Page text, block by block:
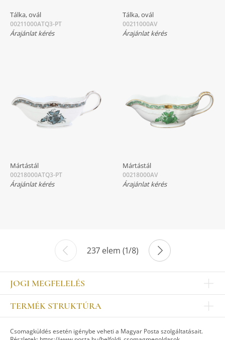
Tálka, ovál
00211000ATQ3-PT
Árajánlat kérés
Tálka, ovál
00211000AV
Árajánlat kérés
Mártástál
00218000ATQ3-PT
Árajánlat kérés
Mártástál
00218000AV
Árajánlat kérés
237 elem (1/8)
JOGI MEGFELELÉS
Impresszum
Kapcsolat
Jogi nyilatkozat
TERMÉK STRUKTÚRA
ASZTALKULTÚRA
Csomagküldés esetén igénybe veheti a Magyar Posta szolgáltatásait.